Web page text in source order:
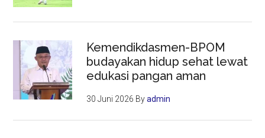
Kemendikdasmen-BPOM
budayakan hidup sehat lewat
edukasi pangan aman
30 Juni 2026 Byadmin